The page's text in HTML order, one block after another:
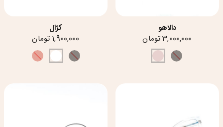
دالاهو
3,000,000 تومان
کژال
1,900,000 تومان